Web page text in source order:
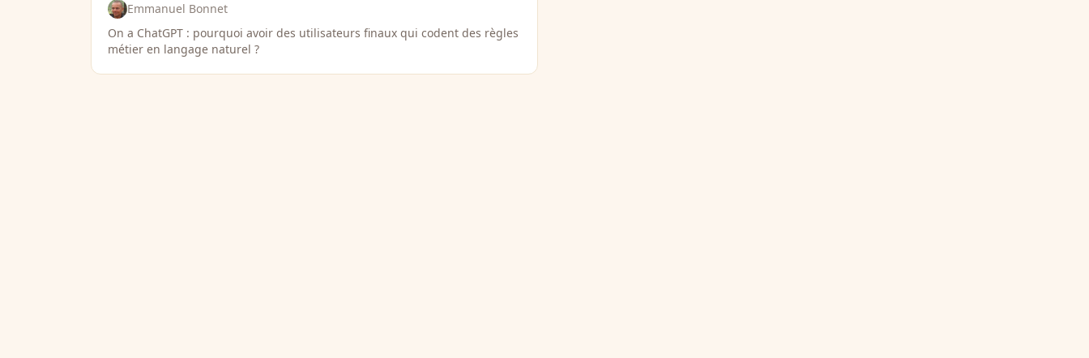
Emmanuel Bonnet
On a ChatGPT : pourquoi avoir des utilisateurs finaux qui codent des règles
métier en langage naturel ?